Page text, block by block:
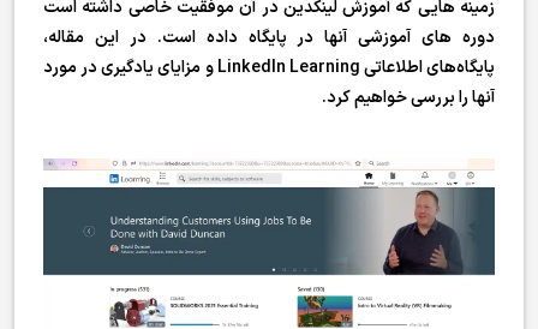
زمینه هایی که آموزش لینکدین در آن موفقیت خاصی داشته است
دوره های آموزشی آنها در پایگاه داده است. در این مقاله،
پایگاه‌های اطلاعاتی LinkedIn Learning و مزایای یادگیری در مورد
آنها را بررسی خواهیم کرد.